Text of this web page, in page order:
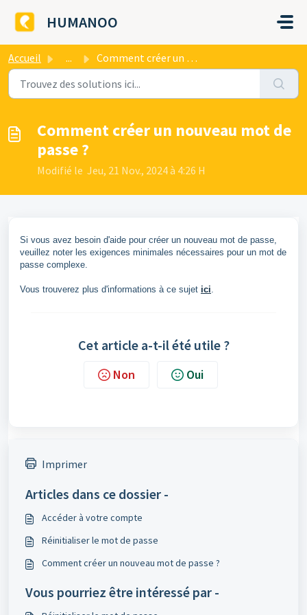
HUMANOO
Accueil ... Comment créer un nouveau mot de passe ?
Comment créer un nouveau mot de
passe ?
Modifié le Jeu, 21 Nov., 2024 à 4:26 H
Si vous avez besoin d'aide pour créer un nouveau mot de passe,
veuillez noter les exigences minimales nécessaires pour un mot de
passe complexe.
Vous trouverez plus d'informations à ce sujet ici.
Cet article a-t-il été utile ?
Non Oui
Imprimer
Articles dans ce dossier -
Accéder à votre compte
Réinitialiser le mot de passe
Comment créer un nouveau mot de passe ?
Vous pourriez être intéressé par -